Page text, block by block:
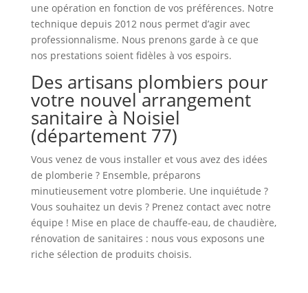
une opération en fonction de vos préférences. Notre
technique depuis 2012 nous permet d’agir avec
professionnalisme. Nous prenons garde à ce que
nos prestations soient fidèles à vos espoirs.
Des artisans plombiers pour
votre nouvel arrangement
sanitaire à Noisiel
(département 77)
Vous venez de vous installer et vous avez des idées
de plomberie ? Ensemble, préparons
minutieusement votre plomberie. Une inquiétude ?
Vous souhaitez un devis ? Prenez contact avec notre
équipe ! Mise en place de chauffe-eau, de chaudière,
rénovation de sanitaires : nous vous exposons une
riche sélection de produits choisis.